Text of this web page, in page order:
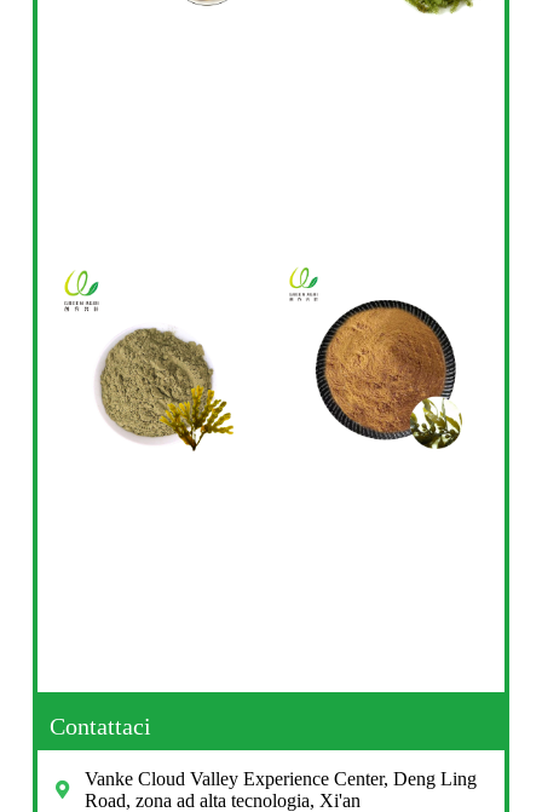
Contattaci
Vanke Cloud Valley Experience Center, Deng Ling
Road, zona ad alta tecnologia, Xi'an